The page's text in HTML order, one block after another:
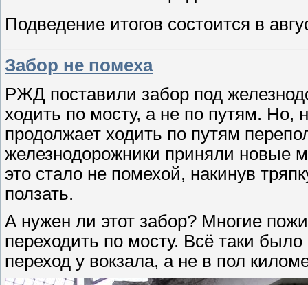
Подведение итогов состоится в
Забор не помеха
РЖД поставили забор под
ходить по мосту, а не по путям. Но,
продолжает ходить по путям
железнодорожники приняли новые
это стало не помехой, накинув
ползать.
А нужен ли этот забор? Многие
переходить по мосту. Всё таки
переход у вокзала, а не в пол